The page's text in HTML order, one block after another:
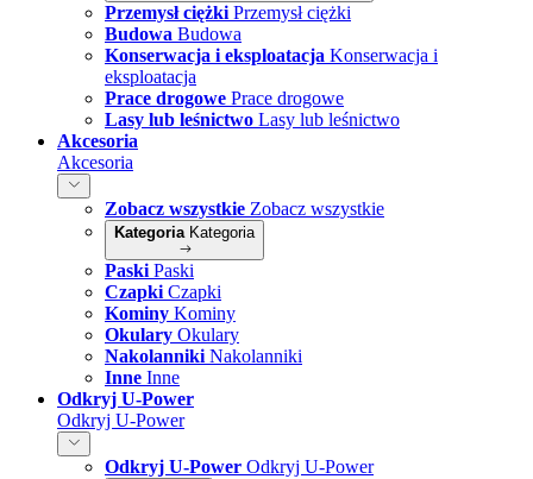
Przemysł ciężki Przemysł ciężki
Budowa Budowa
Konserwacja i eksploatacja Konserwacja i
eksploatacja
Prace drogowe Prace drogowe
Lasy lub leśnictwo Lasy lub leśnictwo
Akcesoria
Akcesoria
Zobacz wszystkie Zobacz wszystkie
Kategoria Kategoria
Paski Paski
Czapki Czapki
Kominy Kominy
Okulary Okulary
Nakolanniki Nakolanniki
Inne Inne
Odkryj U-Power
Odkryj U-Power
Odkryj U-Power Odkryj U-Power